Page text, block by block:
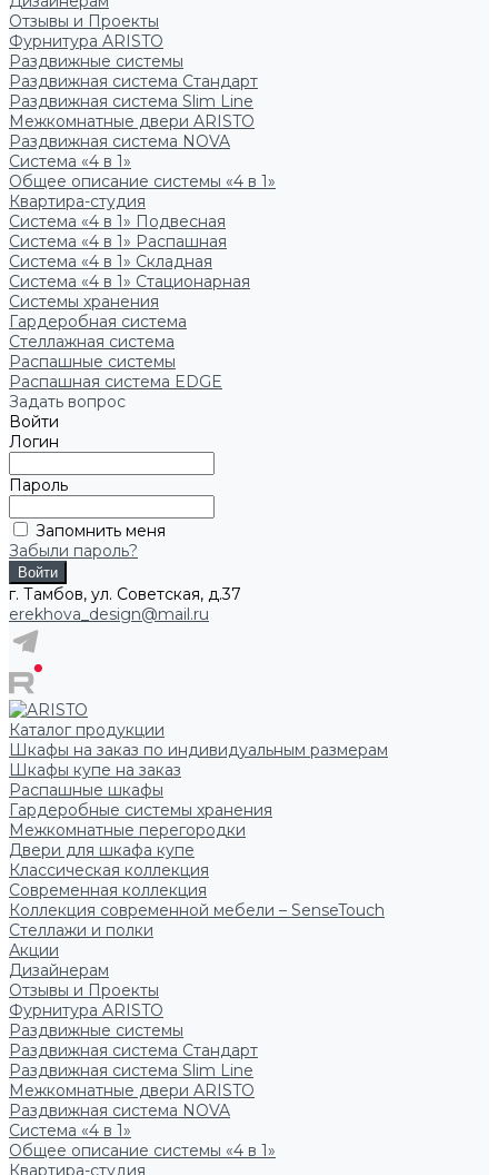
Отзывы и Проекты
Фурнитура ARISTO
Раздвижные системы
Раздвижная система Стандарт
Раздвижная система Slim Line
Межкомнатные двери ARISTO
Раздвижная система NOVA
Система «4 в 1»
Общее описание системы «4 в 1»
Квартира-студия
Система «4 в 1» Подвесная
Система «4 в 1» Распашная
Система «4 в 1» Складная
Система «4 в 1» Стационарная
Системы хранения
Гардеробная система
Стеллажная система
Распашные системы
Распашная система EDGE
Задать вопрос
Войти
Логин
Пароль
Запомнить меня
Забыли пароль?
г. Тамбов, ул. Советская, д.37
erekhova_design@mail.ru
Каталог продукции
Шкафы на заказ по индивидуальным размерам
Шкафы купе на заказ
Распашные шкафы
Гардеробные системы хранения
Межкомнатные перегородки
Двери для шкафа купе
Классическая коллекция
Современная коллекция
Коллекция современной мебели – SenseTouch
Стеллажи и полки
Акции
Дизайнерам
Отзывы и Проекты
Фурнитура ARISTO
Раздвижные системы
Раздвижная система Стандарт
Раздвижная система Slim Line
Межкомнатные двери ARISTO
Раздвижная система NOVA
Система «4 в 1»
Общее описание системы «4 в 1»
Квартира-студия